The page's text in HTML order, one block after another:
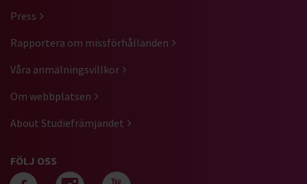
Press
Rapportera om missförhållanden
Våra anmälningsvillkor
Om webbplatsen
About Studiefrämjandet
FÖLJ OSS